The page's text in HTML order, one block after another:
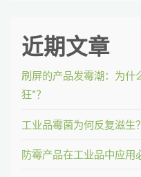
近期文章
刷屏的产品发霉潮：为什
狂”？
工业品霉菌为何反复滋生
防霉产品在工业品中应用